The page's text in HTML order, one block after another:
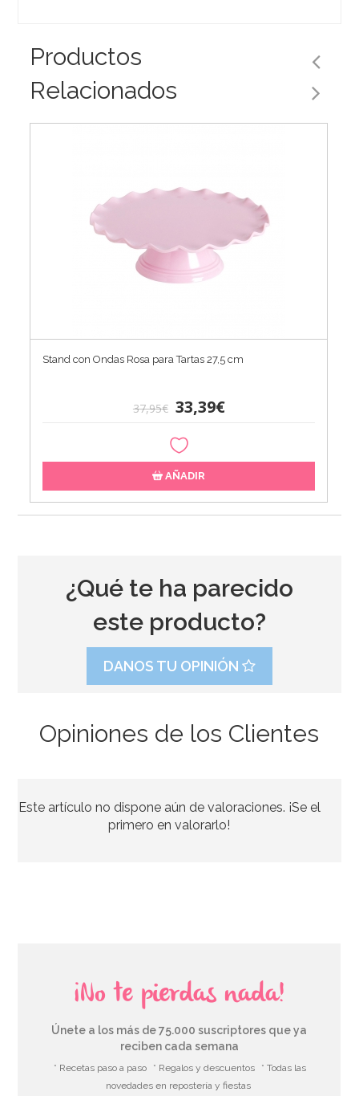
Productos
Relacionados
Stand con Ondas Rosa para Tartas 27,5 cm
37,95€ 33,39€
AÑADIR
4,95€ 4,45€
¿Qué te ha parecido
este producto?
DANOS TU OPINIÓN
Opiniones de los Clientes
Este artículo no dispone aún de valoraciones. ¡Se el
primero en valorarlo!
¡No te pierdas nada!
Únete a los más de 75.000 suscriptores que ya
reciben cada semana
* Recetas paso a paso * Regalos y descuentos
* Todas las
novedades en repostería y fiestas